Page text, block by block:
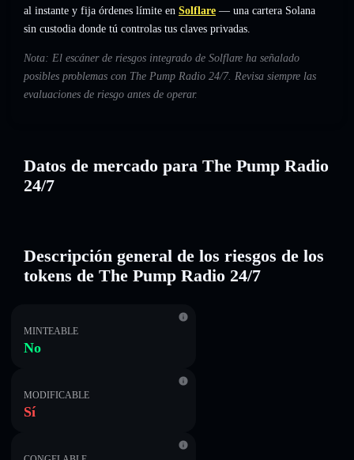
al instante y fija órdenes límite en Solflare — una cartera Solana
sin custodia donde tú controlas tus claves privadas.
Nota: El escáner de riesgos integrado de Solflare ha señalado
posibles problemas con The Pump Radio 24/7. Revisa siempre las
evaluaciones de riesgo antes de operar.
Datos de mercado para The Pump Radio
24/7
Descripción general de los riesgos de los
tokens de The Pump Radio 24/7
MINTEABLE
No
MODIFICABLE
Sí